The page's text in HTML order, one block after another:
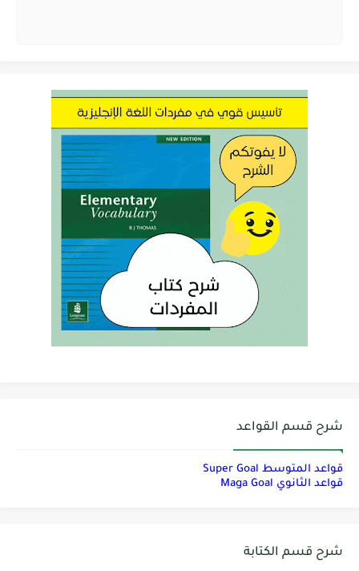
شرح قسم القواعد
قواعد المتوسط Super Goal
قواعد الثانوي Maga Goal
شرح قسم الكتابة